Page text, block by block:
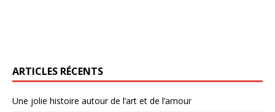
ARTICLES RÉCENTS
Une jolie histoire autour de l’art et de l’amour